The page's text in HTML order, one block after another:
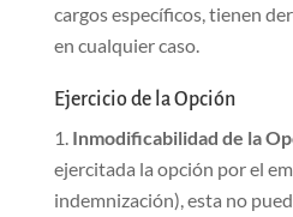
cargos específicos, tienen
en cualquier caso.
Ejercicio de la Opción
Inmodificabilidad de la
ejercitada la opción por el
indemnización), esta no